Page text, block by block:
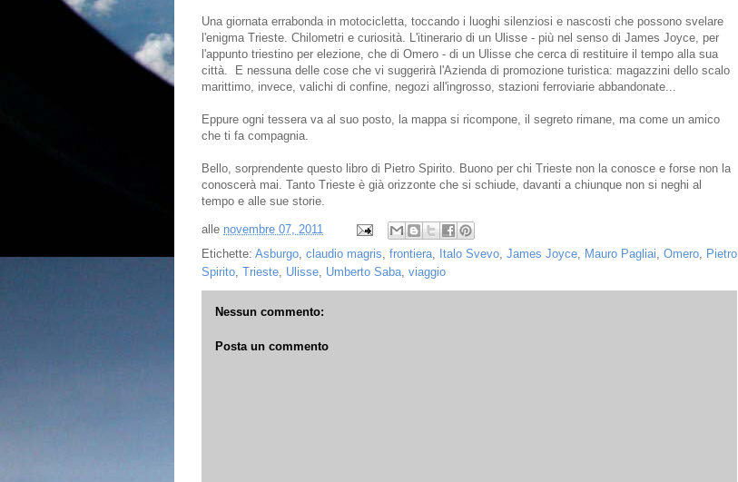
Una giornata errabonda in motocicletta, toccando i luoghi silenziosi e nascosti che possono svelare
l'enigma Trieste. Chilometri e curiosità. L'itinerario di un Ulisse - più nel senso di James Joyce, per
l'appunto triestino per elezione, che di Omero - di un Ulisse che cerca di restituire il tempo alla sua
città. E nessuna delle cose che vi suggerirà l'Azienda di promozione turistica: magazzini dello scalo
marittimo, invece, valichi di confine, negozi all'ingrosso, stazioni ferroviarie abbandonate...
Eppure ogni tessera va al suo posto, la mappa si ricompone, il segreto rimane, ma come un amico
che ti fa compagnia.
Bello, sorprendente questo libro di Pietro Spirito. Buono per chi Trieste non la conosce e forse non la
conoscerà mai. Tanto Trieste è già orizzonte che si schiude, davanti a chiunque non si neghi al
tempo e alle sue storie.
alle novembre 07, 2011
Etichette: Asburgo, claudio magris, frontiera, Italo Svevo, James Joyce, Mauro Pagliai, Omero, Pietro
Spirito, Trieste, Ulisse, Umberto Saba, viaggio
Nessun commento:
Posta un commento